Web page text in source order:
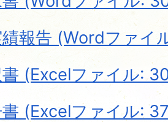
報告 (Wordファイ
(Excelファイル:
(Excelファイル: